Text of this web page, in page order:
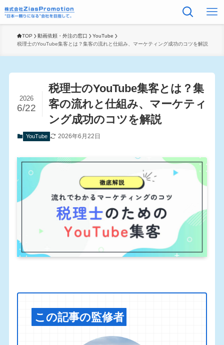
TOP 動画依頼・外注の窓口
YouTube
税理士のYouTube集客とは？集客の流れと仕組み、マーケティング成功のコツを解説
税理士のYouTube集客とは？集
客の流れと仕組み、マーケティ
ング成功のコツを解説
2026
6/22
YouTube 2026年6月22日
この記事の監修者